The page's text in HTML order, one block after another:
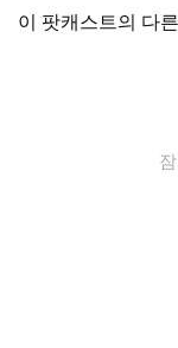
이 팟캐스트의 다